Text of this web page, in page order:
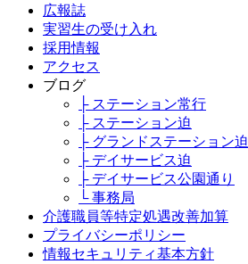
広報誌
実習生の受け入れ
採用情報
アクセス
ブログ
├ ステーション常行
├ ステーション迫
├ グランドステーション迫
├ デイサービス迫
├ デイサービス公園通り
└ 事務局
介護職員等特定処遇改善加算
プライバシーポリシー
情報セキュリティ基本方針